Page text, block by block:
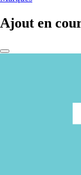
Ajout en